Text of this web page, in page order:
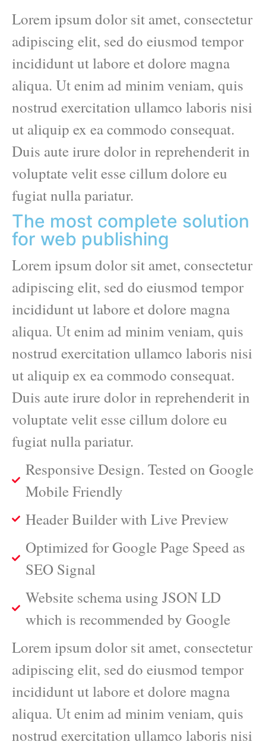
Lorem ipsum dolor sit amet, consectetur
adipiscing elit, sed do eiusmod tempor
incididunt ut labore et dolore magna
aliqua. Ut enim ad minim veniam, quis
nostrud exercitation ullamco laboris nisi
ut aliquip ex ea commodo consequat.
Duis aute irure dolor in reprehenderit in
voluptate velit esse cillum dolore eu
fugiat nulla pariatur.
The most complete solution
for web publishing
Lorem ipsum dolor sit amet, consectetur
adipiscing elit, sed do eiusmod tempor
incididunt ut labore et dolore magna
aliqua. Ut enim ad minim veniam, quis
nostrud exercitation ullamco laboris nisi
ut aliquip ex ea commodo consequat.
Duis aute irure dolor in reprehenderit in
voluptate velit esse cillum dolore eu
fugiat nulla pariatur.
Responsive Design. Tested on Google
Mobile Friendly
Header Builder with Live Preview
Optimized for Google Page Speed as
SEO Signal
Website schema using JSON LD
which is recommended by Google
Lorem ipsum dolor sit amet, consectetur
adipiscing elit, sed do eiusmod tempor
incididunt ut labore et dolore magna
aliqua. Ut enim ad minim veniam, quis
nostrud exercitation ullamco laboris nisi